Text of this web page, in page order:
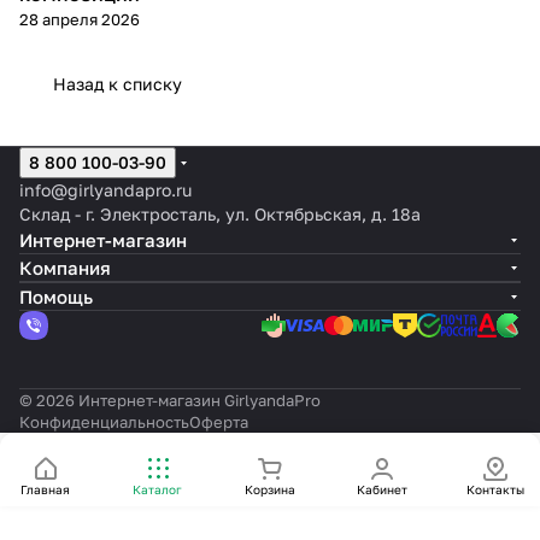
28 апреля 2026
Назад к списку
Главная Каталог Корзина Кабинет Контакты
8 800 100-03-90
info@girlyandapro.ru
Склад - г. Электросталь, ул. Октябрьская, д. 18а
Интернет-магазин
Компания
Помощь
© 2026 Интернет-магазин GirlyandaPro
КонфиденциальностьОферта